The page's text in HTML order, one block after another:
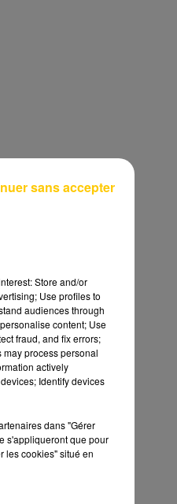
Store and/or
Use profiles to
audiences through
content; Use
fraud, and fix errors;
process personal
actively
Identify devices
dans "Gérer
s'appliqueront que pour
les cookies" situé en
sans accepter